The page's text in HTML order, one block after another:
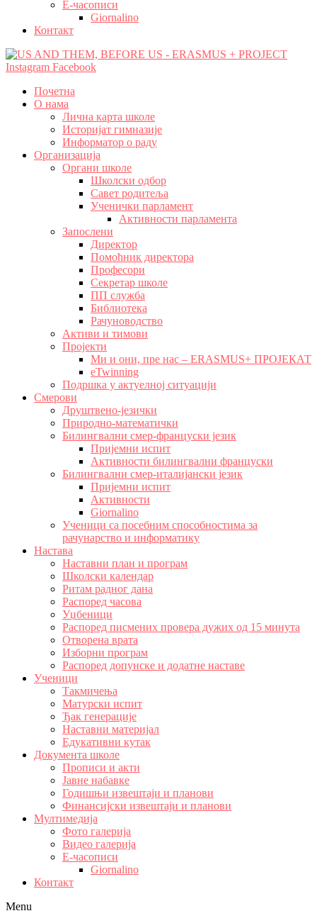
Е-часописи
Giornalino
Контакт
Instagram Facebook
Почетна
О нама
Лична карта школе
Историјат гимназије
Информатор о раду
Организација
Органи школе
Школски одбор
Савет родитеља
Ученички парламент
Активности парламента
Запослени
Директор
Помоћник директора
Професори
Секретар школе
ПП служба
Библиотека
Рачуноводство
Активи и тимови
Пројекти
Ми и они, пре нас – ERASMUS+ ПРОЈЕКАТ
eTwinning
Подршка у актуелној ситуацији
Смерови
Друштвено-језички
Природно-математички
Билингвални смер-француски језик
Пријемни испит
Активности билингвални француски
Билингвални смер-италијански језик
Пријемни испит
Активности
Giornalino
Ученици са посебним способностима за
рачунарство и информатику
Настава
Наставни план и програм
Школски календар
Ритам радног дана
Распоред часова
Уџбеници
Распоред писмених провера дужих од 15 минута
Отворена врата
Изборни програм
Распоред допунске и додатне наставе
Ученици
Такмичења
Матурски испит
Ђак генерације
Наставни материјал
Едукативни кутак
Документа школе
Прописи и акти
Јавне набавке
Годишњи извештаји и планови
Финансијски извештаји и планови
Мултимедија
Фото галерија
Видео галерија
Е-часописи
Giornalino
Контакт
Menu